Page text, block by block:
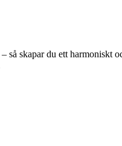
så skapar du ett harmoniskt